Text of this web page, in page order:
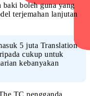
boleh guna yang
terjemahan lanjutan
5 juta Translation
cukup untuk
kebanyakan
TC pengganda